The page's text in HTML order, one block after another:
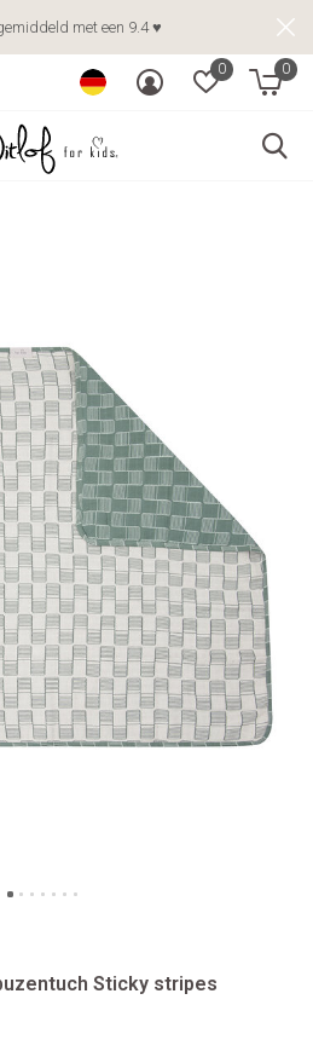
0 0
met een 9.4 ♥
Sticky stripes